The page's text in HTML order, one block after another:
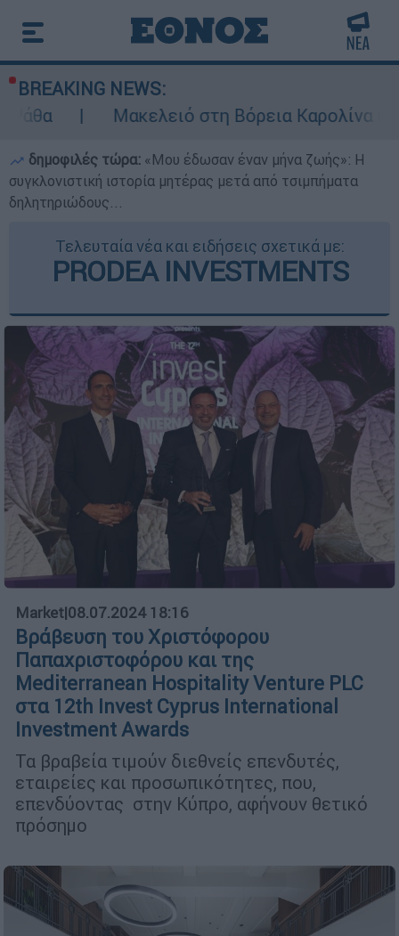
BREAKING NEWS:
Μακελειό στη Βόρεια Καρολίνα ύστερα από
δημοφιλές τώρα: «Μου έδωσαν έναν μήνα ζωής»: Η
συγκλονιστική ιστορία μητέρας μετά από τσιμπήματα
δηλητηριώδους...
Τελευταία νέα και ειδήσεις σχετικά με:
PRODEA INVESTMENTS
Market|08.07.2024 18:16
Βράβευση του Χριστόφορου
Παπαχριστοφόρου και της
Mediterranean Hospitality Venture PLC
στα 12th Invest Cyprus International
Investment Awards
Τα βραβεία τιμούν διεθνείς επενδυτές,
εταιρείες και προσωπικότητες, που,
επενδύοντας στην Κύπρο, αφήνουν θετικό
πρόσημο